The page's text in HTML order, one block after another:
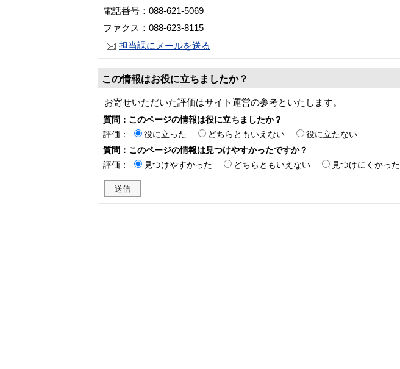
電話番号：088-621-5069
ファクス：088-623-8115
担当課にメールを送る
この情報はお役に立ちましたか？
お寄せいただいた評価はサイト運営の参考といたします。
質問：このページの情報は役に立ちましたか？
評価：
役に立った どちらともいえない
役に立たない
質問：このページの情報は見つけやすかったですか？
評価：
見つけやすかった どちらともいえない 見つけにくかった